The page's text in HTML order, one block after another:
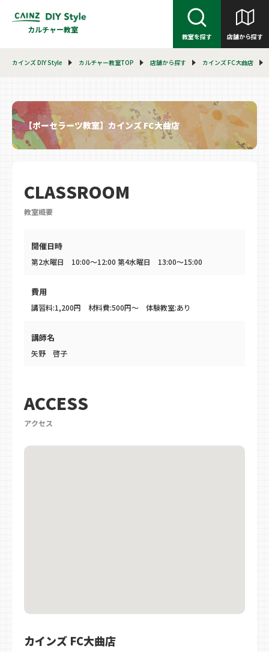
カルチャー教室
教室を探す 店舗から探す
カインズ DIY Style カルチャー教室TOP 店舗から探す カインズ FC大曲店
【ポーセラーツ教室】カインズ FC大曲店
CLASSROOM
教室概要
開催日時
第2水曜日 10:00〜12:00 第4水曜日 13:00〜15:00
費用
講習料:1,200円 材料費:500円〜 体験教室:あり
講師名
矢野 啓子
ACCESS
アクセス
カインズ FC大曲店